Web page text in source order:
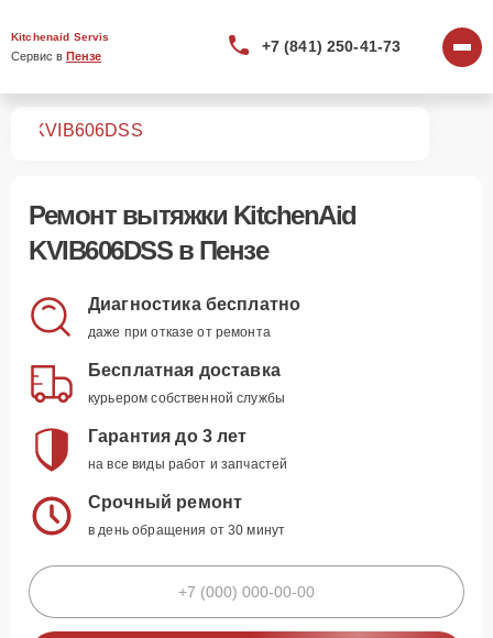
Kitchenaid Servis
Сервис в Пензе
+7 (841) 250-41-73
KVIB606DSS
Ремонт вытяжки KitchenAid
KVIB606DSSв Пензе
Диагностика бесплатно
даже при отказе от ремонта
Бесплатная доставка
курьером собственной службы
Гарантия до 3 лет
на все виды работ и запчастей
Срочный ремонт
в день обращения от 30 минут